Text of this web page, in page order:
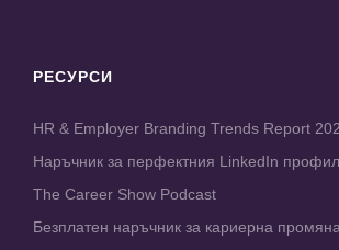
РЕСУРСИ
HR & Employer Branding Trends Report
Наръчник за перфектния LinkedIn профил
The Career Show Podcast
Безплатен наръчник за кариерна